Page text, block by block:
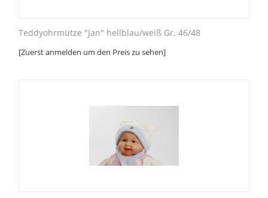
Teddyohrmütze "Jan" hellblau/weiß Gr. 46/48
[Zuerst anmelden um den Preis zu sehen]